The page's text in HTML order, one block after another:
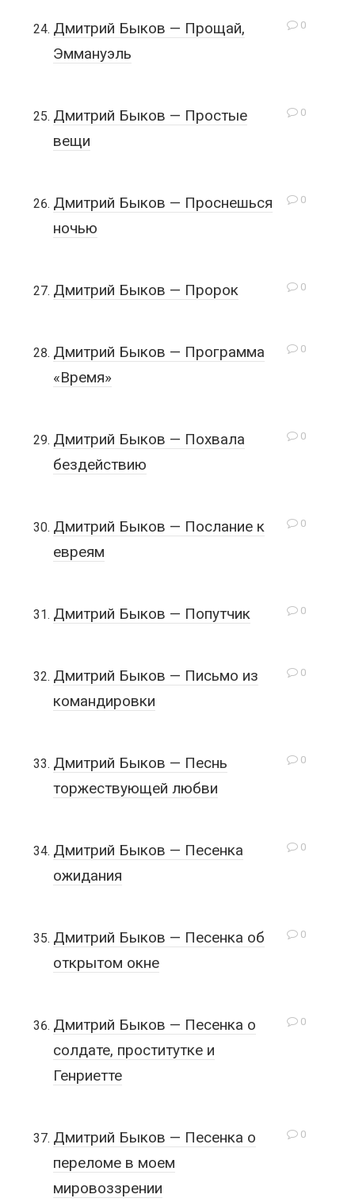
0
Дмитрий Быков — Прощай,
Эммануэль
0
Дмитрий Быков — Простые
вещи
0
Дмитрий Быков — Проснешься
ночью
0
Дмитрий Быков — Пророк
0
Дмитрий Быков — Программа
«Время»
0
Дмитрий Быков — Похвала
бездействию
0
Дмитрий Быков — Послание к
евреям
0
Дмитрий Быков — Попутчик
0
Дмитрий Быков — Письмо из
командировки
0
Дмитрий Быков — Песнь
торжествующей любви
0
Дмитрий Быков — Песенка
ожидания
0
Дмитрий Быков — Песенка об
открытом окне
0
Дмитрий Быков — Песенка о
солдате, проститутке и
Генриетте
0
Дмитрий Быков — Песенка о
переломе в моем
мировоззрении